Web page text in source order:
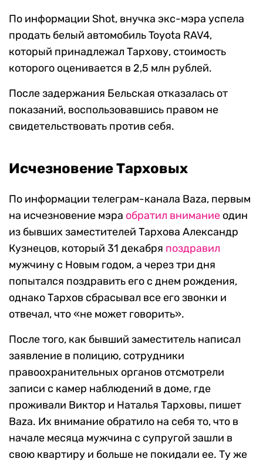
По информации Shot, внучка экс-мэра успела
продать белый автомобиль Toyota RAV4,
который принадлежал Тархову, стоимость
которого оценивается в 2,5 млн рублей.
После задержания Бельская отказалась от
показаний, воспользовавшись правом не
свидетельствовать против себя.
Исчезновение Тарховых
По информации телеграм-канала Baza, первым
на исчезновение мэра обратил внимание один
из бывших заместителей Тархова Александр
Кузнецов, который 31 декабря поздравил
мужчину с Новым годом, а через три дня
попытался поздравить его с днем рождения,
однако Тархов сбрасывал все его звонки и
отвечал, что «не может говорить».
После того, как бывший заместитель написал
заявление в полицию, сотрудники
правоохранительных органов отсмотрели
записи с камер наблюдений в доме, где
проживали Виктор и Наталья Тарховы, пишет
Baza. Их внимание обратило на себя то, что в
начале месяца мужчина с супругой зашли в
свою квартиру и больше не покидали ее. Ту же